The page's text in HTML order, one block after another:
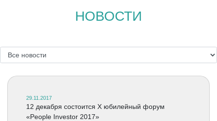
НОВОСТИ
29.11.2017
12 декабря состоится X юбилейный форум
«People Investor 2017»